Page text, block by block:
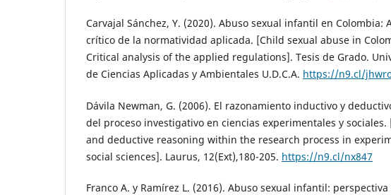
Carvajal Sánchez, Y. (2020). Abuso sexual infantil en Colombia:
crítico de la normatividad aplicada. [Child sexual abuse in
Critical analysis of the applied regulations]. Tesis de Grado.
de Ciencias Aplicadas y Ambientales U.D.C.A. https://n9.cl/
Dávila Newman, G. (2006). El razonamiento inductivo y
del proceso investigativo en ciencias experimentales y
and deductive reasoning within the research process in
social sciences]. Laurus, 12(Ext),180-205. https://n9.cl/nx847
Franco A. y Ramírez L. (2016). Abuso sexual infantil: